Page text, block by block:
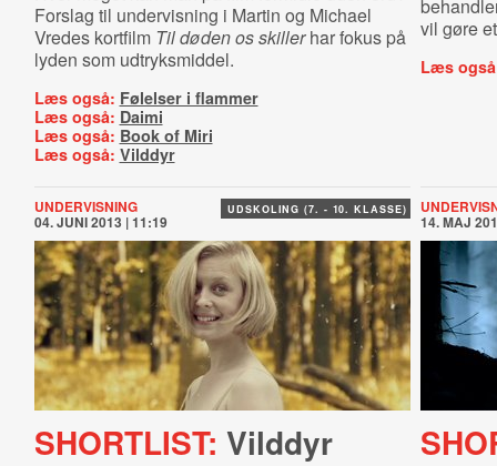
Forslag til undervisning i Martin og Michael
Vredes kortfilm Til døden os skillerhar fokus på
lyden som udtryksmiddel.
Læs også: Følelser i flammer
Læs også: Daimi
Læs også: Book of Miri
Læs også: Vilddyr
vil gøre
Læs
UDSKOLING (7. - 10. KLASSE)
UNDERVISNING
04. JUNI 2013 | 11:19
SHORTLIST: Vilddyr
14. MAJ